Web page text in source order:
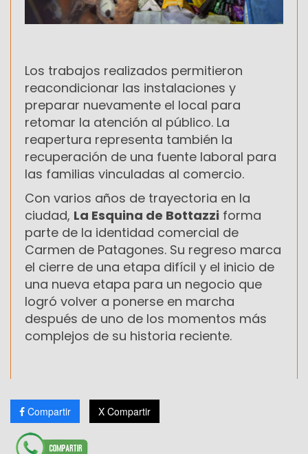
Los trabajos realizados permitieron
reacondicionar las instalaciones y
preparar nuevamente el local para
retomar la atención al público. La
reapertura representa también la
recuperación de una fuente laboral para
las familias vinculadas al comercio.
Con varios años de trayectoria en la
ciudad, La Esquina de Bottazzi forma
parte de la identidad comercial de
Carmen de Patagones. Su regreso marca
el cierre de una etapa difícil y el inicio de
una nueva etapa para un negocio que
logró volver a ponerse en marcha
después de uno de los momentos más
complejos de su historia reciente.
Compartir X Compartir